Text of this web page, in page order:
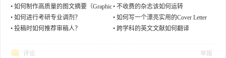
• 如何制作高质量的图文摘要（Graphic
al Abstract）
• 不收费的杂志该如何运转
• 如何进行考研专业调剂？ • 如何写一个漂亮实用的Cover Letter
• 投稿时如何推荐审稿人？ • 跨学科的英文文献如何翻译
评论 举报